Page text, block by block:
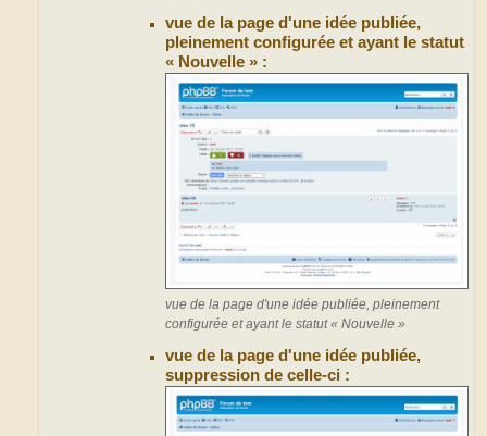
vue de la page d'une idée publiée,
pleinement configurée et ayant le statut
« Nouvelle » :
vue de la page d'une idée publiée, pleinement
configurée et ayant le statut « Nouvelle »
vue de la page d'une idée publiée,
suppression de celle-ci :